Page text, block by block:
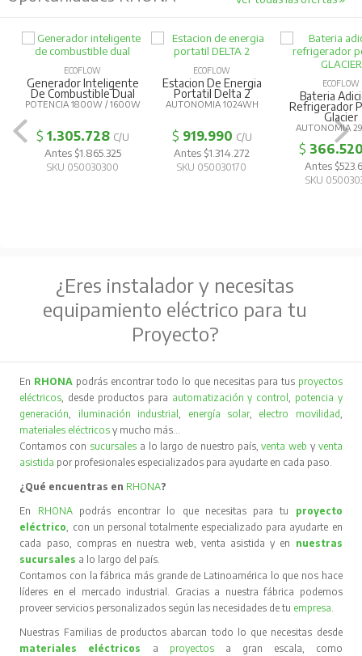
ECOFLOW
Generador Inteligente
De Combustible Dual
POTENCIA 1800W / 1600W
$ 1.305.728 C/U
Antes $1.865.325
SKU 050030300
ECOFLOW
Estacion De Energia
Portatil Delta 2
AUTONOMIA 1024WH
$ 919.990 C/U
Antes $1.314.272
SKU 050030170
ECOFLOW
Bateria
Refrigerador
Glacier
AUTONOMIA
$
Antes
SKU
¿Eres instalador y necesitas
equipamiento eléctrico para tu
Proyecto?
En RHONA podrás encontrar todo lo que necesitas para tus proyectos
eléctricos, desde productos para automatización y control, potencia y
generación, iluminación industrial, energía solar, electro movilidad,
materiales eléctricos y mucho más…
Contamos con sucursales a lo largo de nuestro país,venta web y venta
asistida por profesionales especializados para ayudarte en cada paso.
¿Qué encuentras en RHONA?
En RHONA podrás encontrar lo que necesitas para tu proyecto
eléctrico, con un personal totalmente especializado para ayudarte en
cada paso, compras en nuestra web, venta asistida y en nuestras
sucursales a lo largo del país.
Contamos con la fábrica más grande de Latinoamérica lo que nos hace
líderes en el mercado industrial. Gracias a nuestra fábrica podemos
proveer servicios personalizados según las necesidades de tu empresa.
Nuestras Familias de productos abarcan todo lo que necesitas desde
materiales eléctricos
a proyectos
a gran escala, como